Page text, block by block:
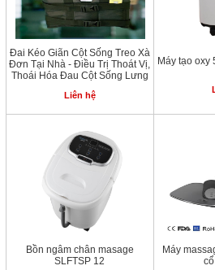
Đai Kéo Giãn Cột Sống Treo Xà
Đơn Tại Nhà - Điều Trị Thoát Vị,
Thoái Hóa Đau Cột Sống Lưng
Liên hệ
Máy tạo oxy
Bồn ngâm chân masage
SLFTSP 12
Máy